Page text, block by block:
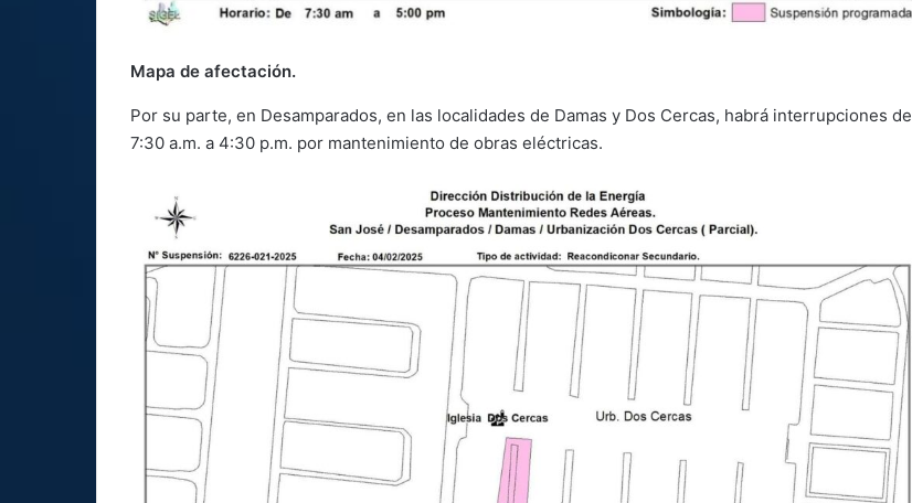
Mapa de afectación.
Por su parte, en Desamparados, en las localidades de Damas y Dos Cercas, habrá interrupciones de
7:30 a.m. a 4:30 p.m. por mantenimiento de obras eléctricas.